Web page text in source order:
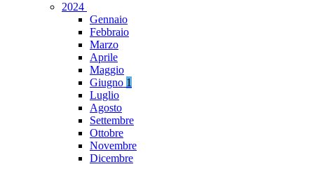
2024
Gennaio
Febbraio
Marzo
Aprile
Maggio
Giugno 1
Luglio
Agosto
Settembre
Ottobre
Novembre
Dicembre